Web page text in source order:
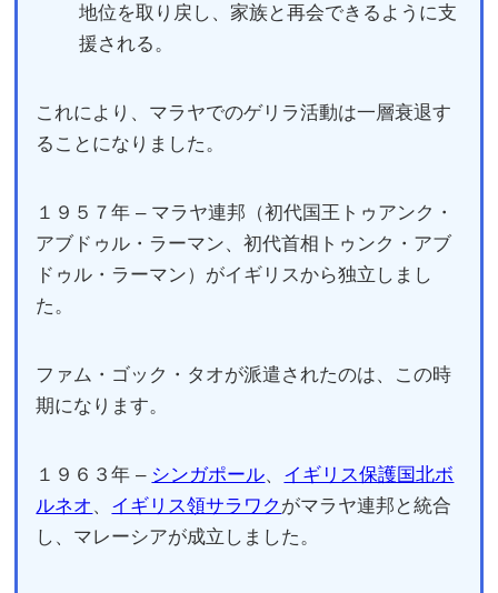
地位を取り戻し、家族と再会できるように支
援される。
これにより、マラヤでのゲリラ活動は一層衰退す
ることになりました。
１９５７年 – マラヤ連邦（初代国王トゥアンク・
アブドゥル・ラーマン、初代首相トゥンク・アブ
ドゥル・ラーマン）がイギリスから独立しまし
た。
ファム・ゴック・タオが派遣されたのは、この時
期になります。
１９６３年 – シンガポール、 イギリス保護国北ボ
ルネオ 、 イギリス領サラワク がマラヤ連邦と統合
し、 マレーシアが成立しました。